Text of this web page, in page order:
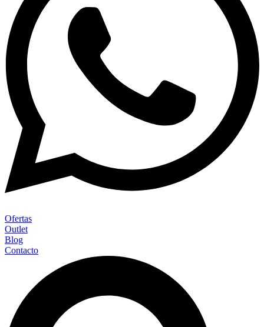
Ofertas
Outlet
Blog
Contacto